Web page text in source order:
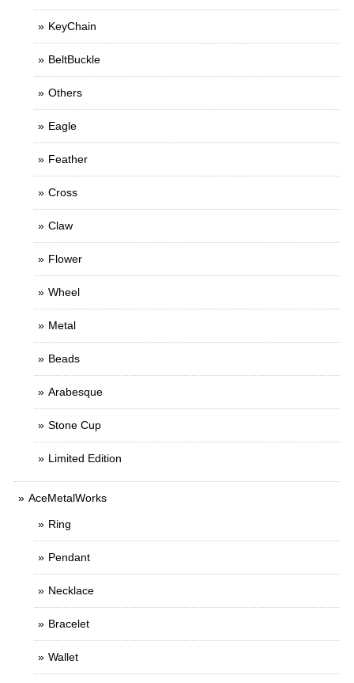
KeyChain
BeltBuckle
Others
Eagle
Feather
Cross
Claw
Flower
Wheel
Metal
Beads
Arabesque
Stone Cup
Limited Edition
AceMetalWorks
Ring
Pendant
Necklace
Bracelet
Wallet